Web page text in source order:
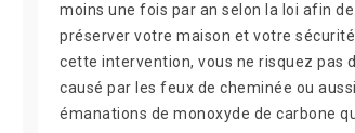
moins une fois par an selon la loi afin de
préserver votre maison et votre
cette intervention, vous ne risquez pas
causé par les feux de cheminée ou
émanations de monoxyde de carbone